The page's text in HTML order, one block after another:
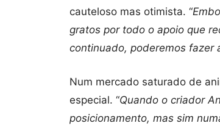
cauteloso mas otimista. “
gratos por todo o apoio que
continuado, poderemos fazer
Num mercado saturado de
especial. “Quando o criador
posicionamento, mas sim